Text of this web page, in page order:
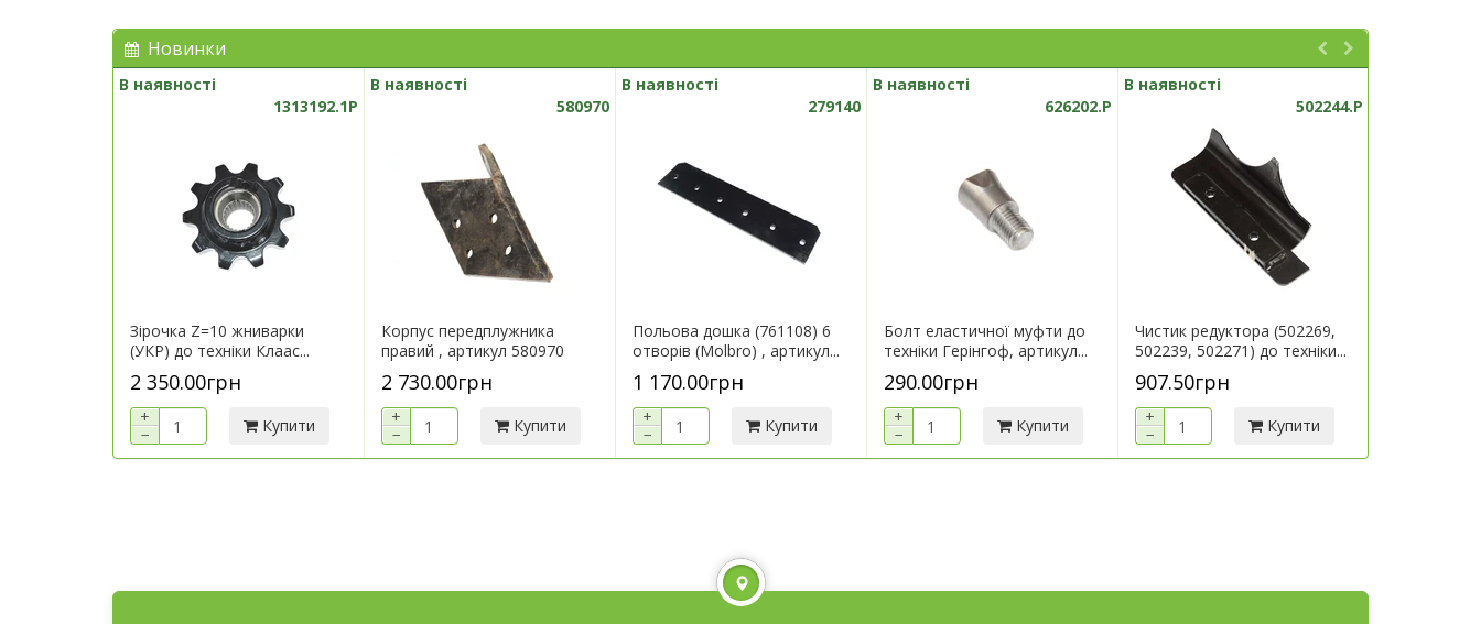
Новинки
В наявності
1313192.1P
Зірочка Z=10 жниварки
(УКР) до техніки Клаас...
2 350.00грн
+
−
Купити
В наявності
580970
Корпус передплужника
правий , артикул 580970
2 730.00грн
+
−
Купити
В наявності
279140
Польова дошка (761108) 6
отворів (Molbro) , артикул...
1 170.00грн
+
−
Купити
В наявності
626202.P
Болт еластичної муфти до
техніки Герінгоф, артикул...
290.00грн
+
−
Купити
В наявності
502244.P
Чистик редуктора (502269,
502239, 502271) до техніки...
907.50грн
+
−
Купити